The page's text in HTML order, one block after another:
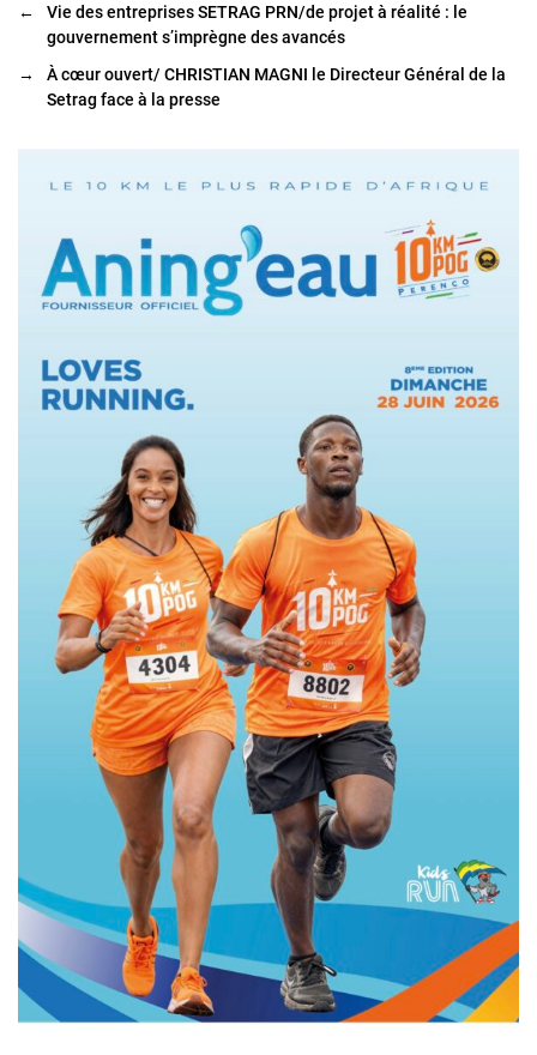
←
Vie des entreprises SETRAG PRN/de projet à réalité : le
gouvernement s’imprègne des avancés
→
À cœur ouvert/ CHRISTIAN MAGNI le Directeur Général de la
Setrag face à la presse